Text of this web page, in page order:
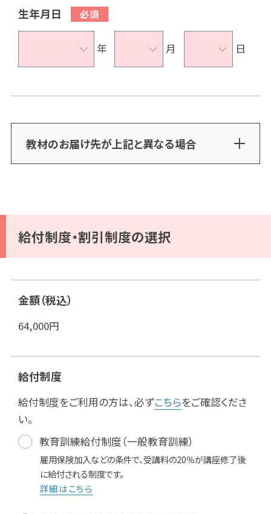
生年月日
年 月 日
教材のお届け先が上記と異なる場合
給付制度・割引制度の選択
金額（税込）
64,000円
給付制度
給付制度をご利用の方は、必ずこちらをご確認くださ
い。
教育訓練給付制度（一般教育訓練）
雇用保険加入などの条件で、受講料の20％が講座修了後
に給付される制度です。
詳細はこちら